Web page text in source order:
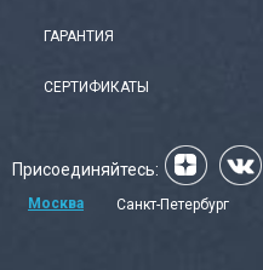
ГАРАНТИЯ
СЕРТИФИКАТЫ
Присоединяйтесь:
Москва Санкт-Петербург